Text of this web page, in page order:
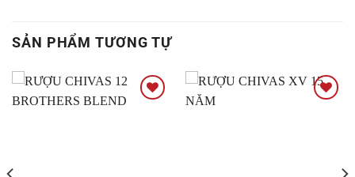
SẢN PHẨM TƯƠNG TỰ